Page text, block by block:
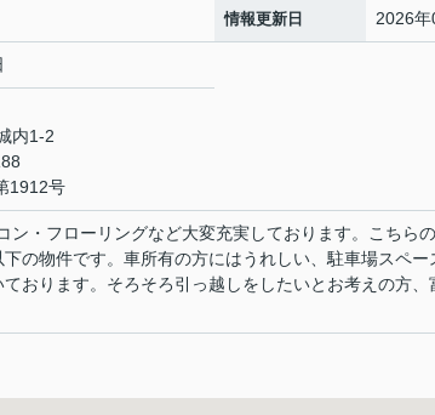
情報更新日 2026年
内1-2
1912号
ン・フローリングなど大変充実しております。こちら
の物件です。車所有の方にはうれしい、駐車場スペ
おります。そろそろ引っ越しをしたいとお考えの方